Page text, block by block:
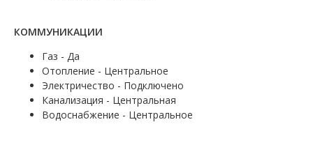
КОММУНИКАЦИИ
Газ - Да
Отопление - Центральное
Электричество - Подключено
Канализация - Центральная
Водоснабжение - Центральное